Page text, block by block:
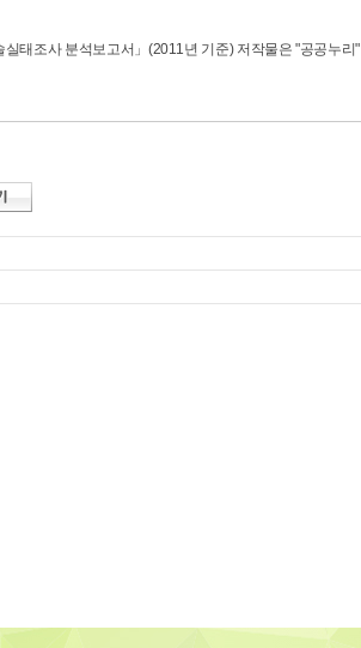
실태조사 분석보고서」(2011년 기준)저작물은 "공공누리"